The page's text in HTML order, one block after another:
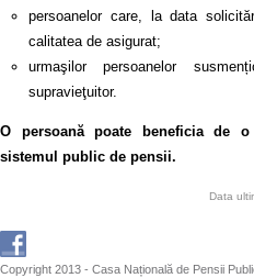
persoanelor care, la data
calitatea de asigurat;
urmaşilor persoanelor
supravieţuitor.
O persoană poate beneficia de
sistemul public de pensii.
Data
Copyright 2013 - Casa Națională de Pensii